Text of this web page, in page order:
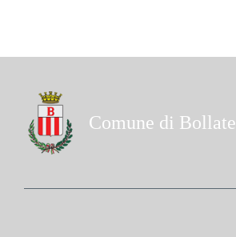
Comune di Bollate